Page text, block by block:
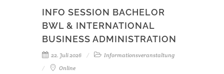
INFO SESSION BACHELOR
BWL & INTERNATIONAL
BUSINESS ADMINISTRATION
22. Juli 2026
Informationsveranstaltung
Online